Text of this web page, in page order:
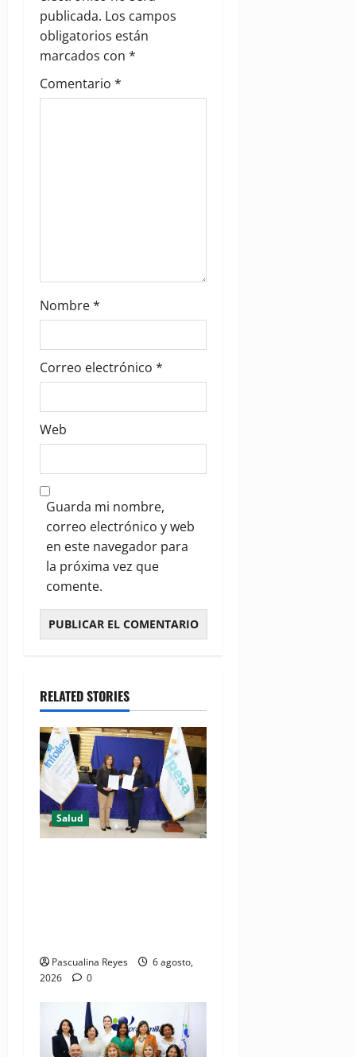
a
t
i
publicada. Los campos
obligatorios están
marcados con *
Comentario *
Nombre*
Correo electrónico *
Web
Guarda mi nombre,
correo electrónico y web
en este navegador para
la próxima vez que
comente.
RELATED STORIES
Salud
Pascualina Reyes
6 agosto,
2026
0